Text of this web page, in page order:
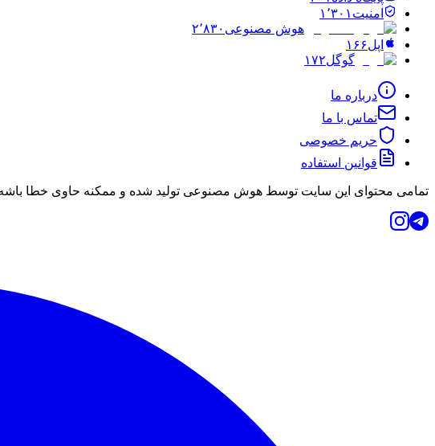
امنیت ۱٬۳۰۱
هوش مصنوعی ۲٬۸۳۰
اپل۱۶۶
گوگل۱۷۲
درباره ما
تماس با ما
حریم خصوصی
قوانین استفاده
تمامی محتوای این سایت توسط هوش مصنوعی تولید شده و ممکنه حاوی خطا